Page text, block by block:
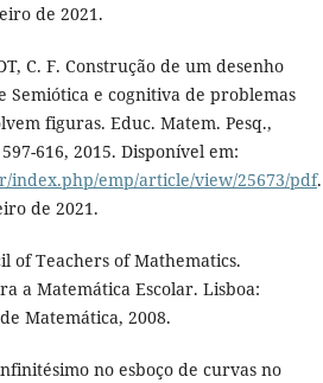
de 2021.
C. F. Construção de um desenho
Semiótica e cognitiva de problemas
figuras. Educ. Matem. Pesq.,
616, 2015. Disponível em:
index.php/emp/article/view/25673/pdf.
de 2021.
of Teachers of Mathematics.
a Matemática Escolar. Lisboa:
Matemática, 2008.
no esboço de curvas no